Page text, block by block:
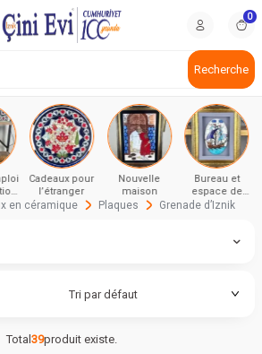
Recherche
0
Cadeaux pour
l’étranger
Nouvelle
maison
Bureau et
espace de
travail
en céramique Plaques Grenade d’Iznik
Total 39produit existe.